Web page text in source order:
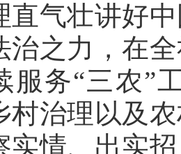
直气壮讲好
治之力，在
服务“三农”
村治理以及
实情、出实